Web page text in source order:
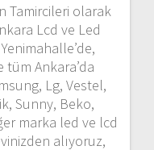
Tamircileri olarak
Lcd ve Led
Ankara’da
Lg, Vestel,
Sunny, Beko,
marka led ve lcd
alıyoruz,